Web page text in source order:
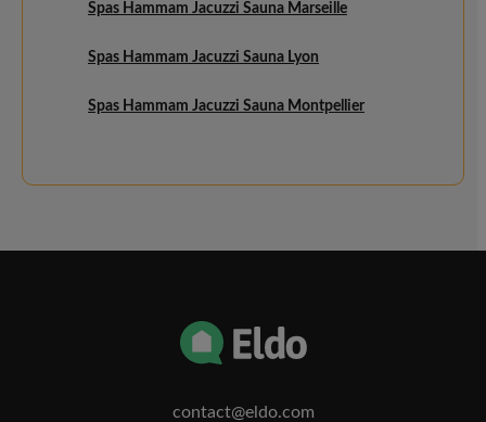
Spas Hammam Jacuzzi Sauna Marseille
Spas Hammam Jacuzzi Sauna Lyon
Spas Hammam Jacuzzi Sauna Montpellier
contact@eldo.com